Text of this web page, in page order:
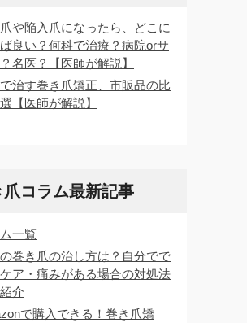
や陥入爪になったら、どこに
良い？何科で治療？病院orサ
名医？【医師が解説】
治す巻き爪矯正、市販品の比
【医師が解説】
爪コラム最新記事
一覧
巻き爪の治し方は？自分でで
ア・痛みがある場合の対処法
介
で購入できる！巻き爪矯